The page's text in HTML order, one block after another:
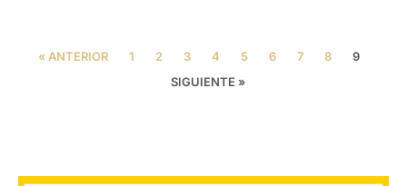
« ANTERIOR 1 2 3 4 5 6 7 8
9
SIGUIENTE »